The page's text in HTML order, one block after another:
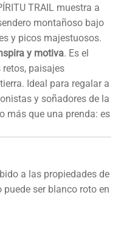
TRAIL muestra a
montañoso bajo
y picos majestuosos.
y motiva. Es el
paisajes
Ideal para regalar a
y soñadores de la
más que una prenda: es
a las propiedades de
ser blanco roto en